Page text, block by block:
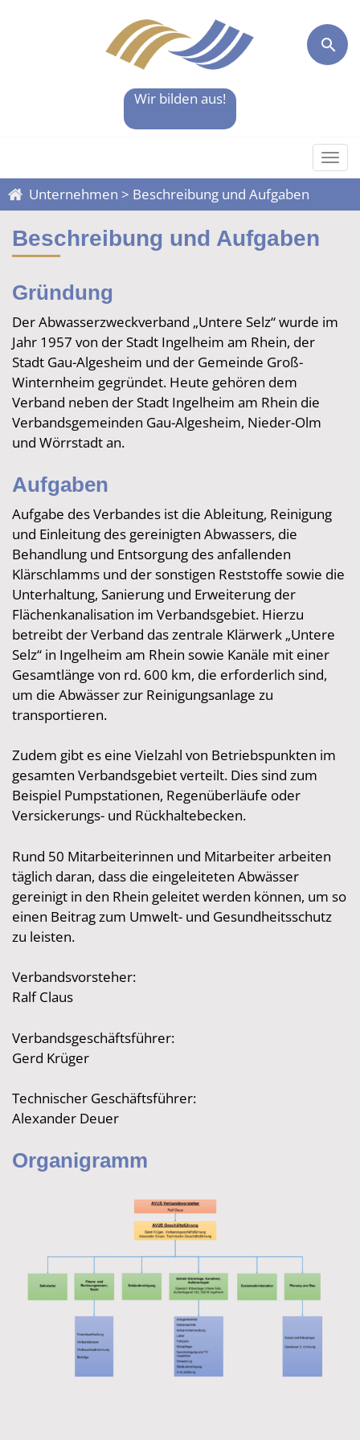
Wir bilden aus!
Unternehmen > Beschreibung und Aufgaben
Beschreibung und Aufgaben
Gründung
Der Abwasserzweckverband „Untere Selz“ wurde im
Jahr 1957 von der Stadt Ingelheim am Rhein, der
Stadt Gau-Algesheim und der Gemeinde Groß-
Winternheim gegründet. Heute gehören dem
Verband neben der Stadt Ingelheim am Rhein die
Verbandsgemeinden Gau-Algesheim, Nieder-Olm
und Wörrstadt an.
Aufgaben
Aufgabe des Verbandes ist die Ableitung, Reinigung
und Einleitung des gereinigten Abwassers, die
Behandlung und Entsorgung des anfallenden
Klärschlamms und der sonstigen Reststoffe sowie die
Unterhaltung, Sanierung und Erweiterung der
Flächenkanalisation im Verbandsgebiet. Hierzu
betreibt der Verband das zentrale Klärwerk „Untere
Selz“ in Ingelheim am Rhein sowie Kanäle mit einer
Gesamtlänge von rd. 600 km, die erforderlich sind,
um die Abwässer zur Reinigungsanlage zu
transportieren.
Zudem gibt es eine Vielzahl von Betriebspunkten im
gesamten Verbandsgebiet verteilt. Dies sind zum
Beispiel Pumpstationen, Regenüberläufe oder
Versickerungs- und Rückhaltebecken.
Rund 50 Mitarbeiterinnen und Mitarbeiter arbeiten
täglich daran, dass die eingeleiteten Abwässer
gereinigt in den Rhein geleitet werden können, um so
einen Beitrag zum Umwelt- und Gesundheitsschutz
zu leisten.
Verbandsvorsteher:
Ralf Claus
Verbandsgeschäftsführer:
Gerd Krüger
Technischer Geschäftsführer:
Alexander Deuer
Organigramm